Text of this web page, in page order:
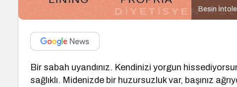
Besin
Bir sabah uyandınız. Kendinizi yorgun
sağlıklı. Midenizde bir huzursuzluk var, başınız